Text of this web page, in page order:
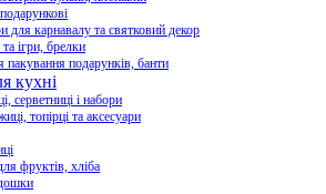
для карнавалу та святковий декор
ігри, брелки
пакування подарунків, банти
кухні
серветниці і набори
топірці та аксесуари
фруктів, хліба